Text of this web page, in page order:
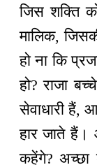
जिस शक्ति
मालिक,
हो ना कि
हो? राजा
सेवाधारी हैं,
हार जाते हैं।
कहेंगे? अच्छा